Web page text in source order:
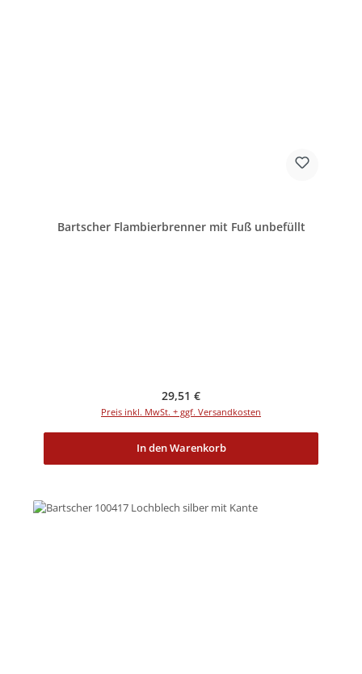
Bartscher Flambierbrenner mit Fuß unbefüllt
Regulärer Preis:
29,51 €
Preis inkl. MwSt. + ggf. Versandkosten
In den Warenkorb